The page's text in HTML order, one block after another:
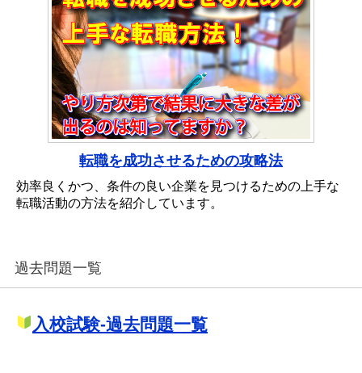
転職を成功させるための攻略法
効率良くかつ、条件の良い企業を見つけるための上手な
転職活動の方法を紹介しています。
過去問題一覧
入校試験-過去問題一覧